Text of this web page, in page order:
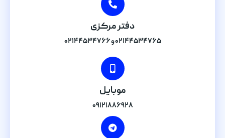
دفتر مرکزی
۰۲۱۴۴۵۳۴۷۶۵ و ۰۲۱۴۴۵۳۴۷۶۶
موبایل
۰۹۱۲۱۸۸۶۹۲۸